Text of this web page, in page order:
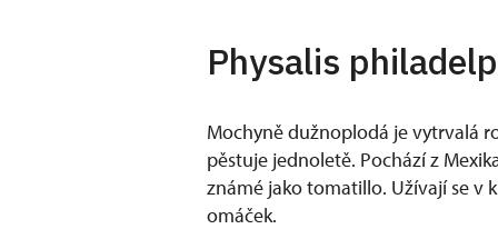
Physalis
Mochyně dužnoplodá je vytrvalá
pěstuje jednoletě. Pochází z
známé jako tomatillo. Užívají se v
omáček.